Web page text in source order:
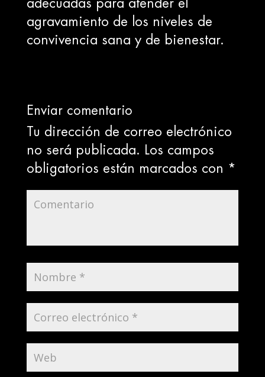
adecuadas para atender el
agravamiento de los niveles de
convivencia sana y de bienestar.
Enviar comentario
Tu dirección de correo electrónico
no será publicada. Los campos
obligatorios están marcados con *